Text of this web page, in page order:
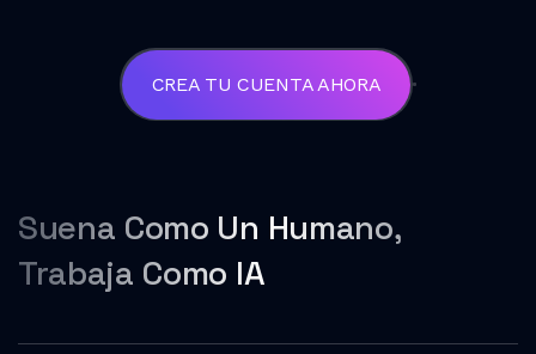
CREA TU CUENTA AHORA
Suena Como Un Humano,
Trabaja Como IA